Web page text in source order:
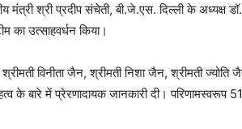
मंत्री श्री प्रदीप संचेती, बी.जे.एस. दिल्ली के अध्यक्ष
का उत्साहवर्धन किया।
विनीता जैन, श्रीमती निशा जैन, श्रीमती ज्योति
बारे में प्रेरणादायक जानकारी दी। परिणामस्वरूप 51